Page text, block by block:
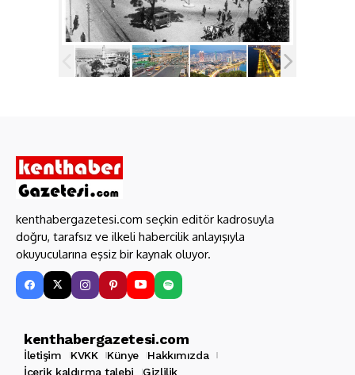
kenthabergazetesi.com seçkin editör kadrosuyla
doğru, tarafsız ve ilkeli habercilik anlayışıyla
okuyucularına eşsiz bir kaynak oluyor.
kenthabergazetesi.com
İletişim KVKK Künye
Hakkımızda
İçerik kaldırma talebi
Gizlilik